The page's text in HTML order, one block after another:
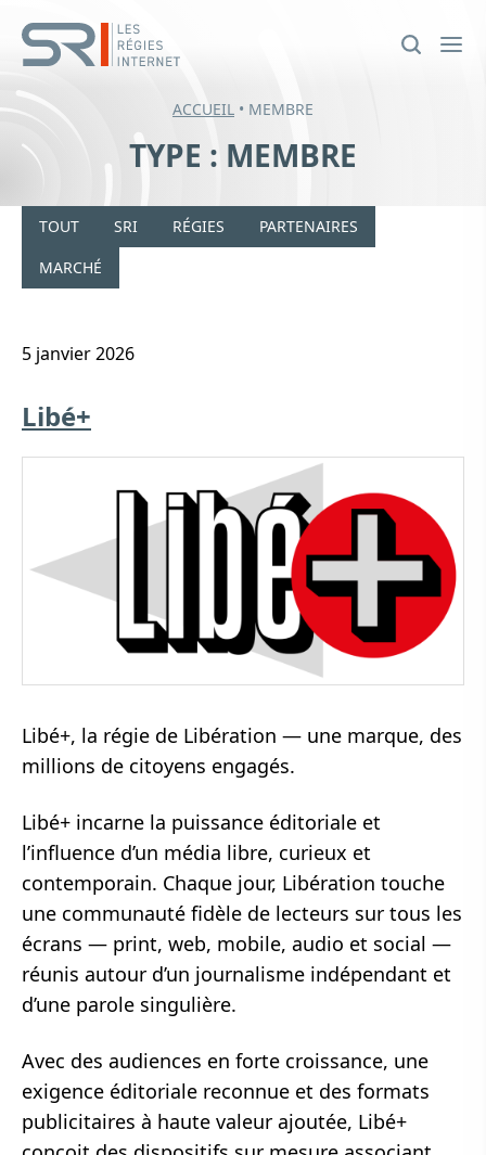
ACCUEIL • MEMBRE
TYPE : MEMBRE
TOUT SRI RÉGIES
PARTENAIRES
MARCHÉ
5 janvier 2026
Libé+
Libé+, la régie de Libération — une marque, des
millions de citoyens engagés.
Libé+ incarne la puissance éditoriale et
l’influence d’un média libre, curieux et
contemporain. Chaque jour, Libération touche
une communauté fidèle de lecteurs sur tous les
écrans — print, web, mobile, audio et social —
réunis autour d’un journalisme indépendant et
d’une parole singulière.
Avec des audiences en forte croissance, une
exigence éditoriale reconnue et des formats
publicitaires à haute valeur ajoutée, Libé+